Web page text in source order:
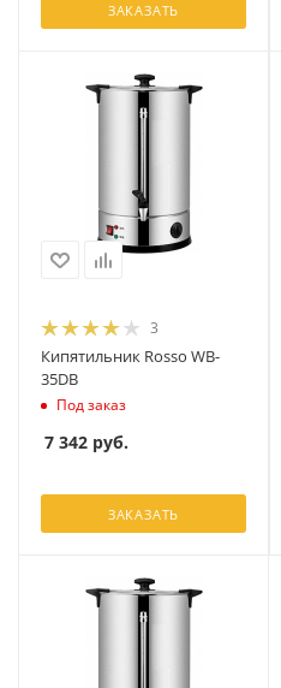
ЗАКАЗАТЬ
3
Кипятильник Rosso WB-
35DB
Под заказ
7 342 руб.
ЗАКАЗАТЬ